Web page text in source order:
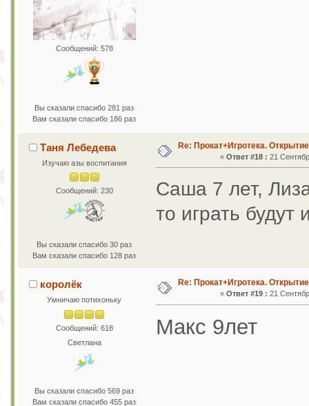
Сообщений: 578
Вы сказали спасибо 281 раз
Вам сказали спасибо 186 раз
Таня Лебедева
Изучаю азы воспитания
Сообщений: 230
Вы сказали спасибо 30 раз
Вам сказали спасибо 128 раз
Re: Прокат+Игротека.
«Ответ #18 : 21
Саша 7 лет,
то играть будут
королёк
Умничаю потихоньку
Сообщений: 618
Светлана
Вы сказали спасибо 569 раз
Вам сказали спасибо 455 раз
Re: Прокат+Игротека.
«Ответ #19 : 21
Макс 9лет